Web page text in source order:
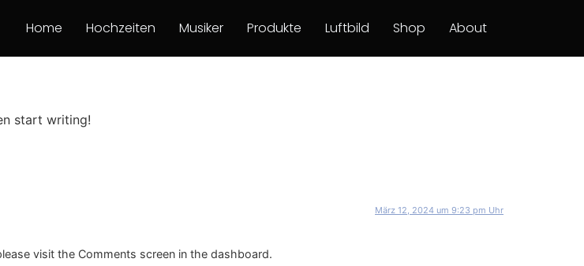
Home Hochzeiten Musiker Produkte Luftbild Shop About
start writing!
März 12, 2024 um 9:23 pm Uhr
visit the Comments screen in the dashboard.